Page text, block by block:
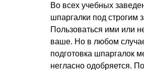
Во всех учебных
шпаргалки под строгим
Пользоваться ими или
ваше. Но в любом
подготовка шпаргалок
негласно одобряется.